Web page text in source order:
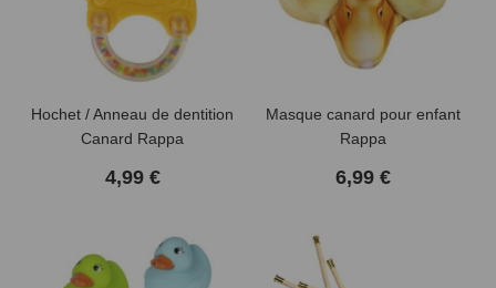
Hochet / Anneau de dentition
Canard Rappa
4,99 €
Masque canard pour enfant
Rappa
6,99 €